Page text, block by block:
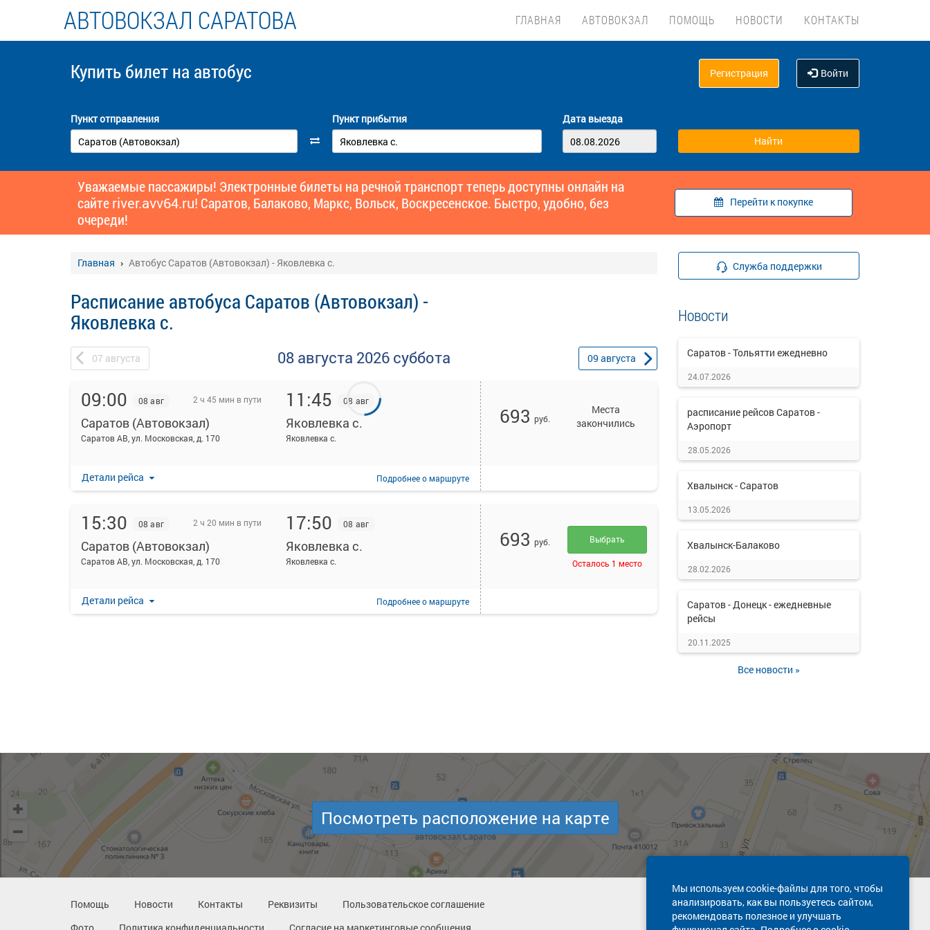
АВТОВОКЗАЛ САРАТОВА ГЛАВНАЯ АВТОВОКЗАЛ ПОМОЩЬ НОВОСТИ КОНТАКТЫ
Купить билет на автобус Регистрация Войти
Пункт отправления Пункт прибытия Дата выезда
Уважаемые пассажиры! Электронные билеты на речной транспорт теперь доступны онлайн на
сайтеriver.avv64.ru! Саратов, Балаково, Маркс, Вольск, Воскресенское. Быстро, удобно, без
очереди!
Перейти к покупке
Главная Автобус Саратов (Автовокзал) - Яковлевка с.
Расписание автобуса Саратов (Автовокзал) -
Яковлевка с.
07 августа 08 августа 2026 суббота 09 августа
09:00 08 авг 2 ч 45 мин в пути
Саратов (Автовокзал)
Саратов АВ, ул. Московская, д. 170
11:45 08 авг
Яковлевка с.
Яковлевка с.
Детали рейса Подробнеео маршруте
693 руб.
Места
закончились
15:30 08 авг 2 ч 20 мин в пути
Саратов (Автовокзал)
Саратов АВ, ул. Московская, д. 170
17:50 08 авг
Яковлевка с.
Яковлевка с.
Детали рейса Подробнеео маршруте
693 руб. Выбрать
Осталось 1 место
Служба поддержки
Новости
Саратов - Тольятти ежедневно
24.07.2026
расписание рейсов Саратов -
Аэропорт
28.05.2026
Хвалынск - Саратов
13.05.2026
Хвалынск-Балаково
28.02.2026
Саратов - Донецк - ежедневные
рейсы
20.11.2025
Все новости »
Мы используем cookie-файлы для того, чтобы
анализировать, как вы пользуетесь сайтом,
рекомендовать полезное и улучшать
Посмотреть расположение на карте
Помощь Новости Контакты Реквизиты
Пользовательское соглашение
Техническая поддержка сайта
8 800 600-03-38